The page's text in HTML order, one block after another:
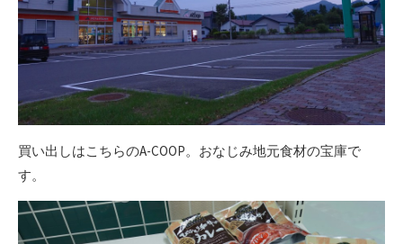
買い出しはこちらのA-COOP。おなじみ地元食材の宝庫で
す。